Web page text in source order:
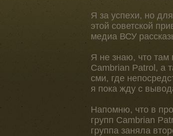
Я за успехи, но
этой советской
медиа ВСУ
Я не знаю, что там
Cambrian Patrol, а
сми, где
я пока жду с
Напомню, что в
групп Cambrian
группа заняла